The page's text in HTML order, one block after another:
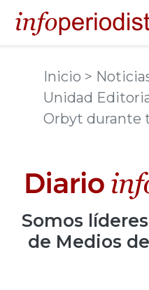
Inicio >
Unidad
Orbyt durante
Somos líderes
de Medios